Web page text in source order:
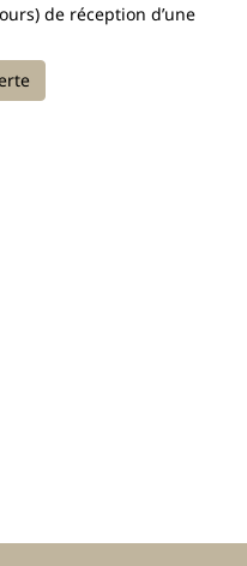
de réception d’une